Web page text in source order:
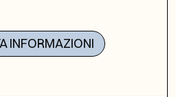
INFORMAZIONI